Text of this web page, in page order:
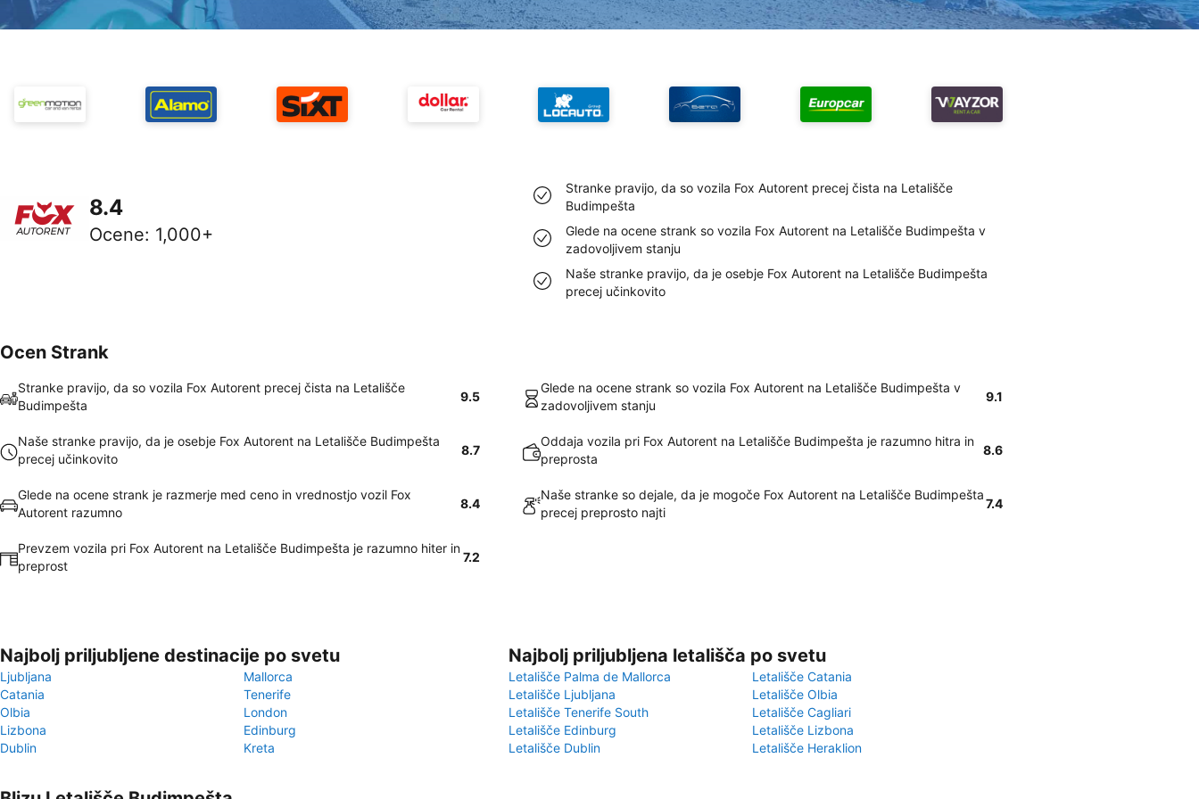
8.4
Ocene: 1,000+
Stranke pravijo, da so vozila Fox Autorent precej čista na Letališče
Budimpešta
Glede na ocene strank so vozila Fox Autorent na Letališče Budimpešta v
zadovoljivem stanju
Naše stranke pravijo, da je osebje Fox Autorent na Letališče Budimpešta
precej učinkovito
Ocen Strank
Stranke pravijo, da so vozila Fox Autorent precej čista na Letališče
Budimpešta
9.5
Glede na ocene strank so vozila Fox Autorent na Letališče Budimpešta v
zadovoljivem stanju
9.1
Naše stranke pravijo, da je osebje Fox Autorent na Letališče Budimpešta
precej učinkovito
8.7
Oddaja vozila pri Fox Autorent na Letališče Budimpešta je razumno hitra in
preprosta
8.6
Glede na ocene strank je razmerje med ceno in vrednostjo vozil Fox
Autorent razumno
8.4
Naše stranke so dejale, da je mogoče Fox Autorent na Letališče Budimpešta
precej preprosto najti
7.4
Prevzem vozila pri Fox Autorent na Letališče Budimpešta je razumno hiter in
preprost
7.2
Najbolj priljubljene destinacije po svetu
Ljubljana
Mallorca
Catania
Tenerife
Olbia
London
Lizbona
Edinburg
Dublin
Kreta
Najbolj priljubljena letališča po svetu
Letališče Palma de Mallorca
Letališče Catania
Letališče Ljubljana
Letališče Olbia
Letališče Tenerife South
Letališče Cagliari
Letališče Edinburg
Letališče Lizbona
Letališče Dublin
Letališče Heraklion